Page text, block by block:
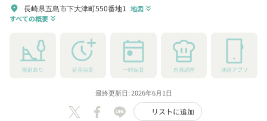
location_on 長崎県五島市下大津町550番地1 地図 keyboard_double_arrow_down
すべての概要 keyboard_double_arrow_down
園庭あり 延長保育 一時保育 自園調理 連絡アプリ
最終更新日: 2026年6月1日
リストに追加